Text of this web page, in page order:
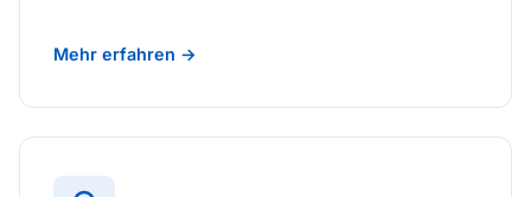
Mehr erfahren →